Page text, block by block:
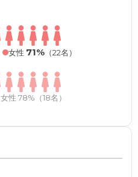
女性 71%（22名）
女性 78%（18名）